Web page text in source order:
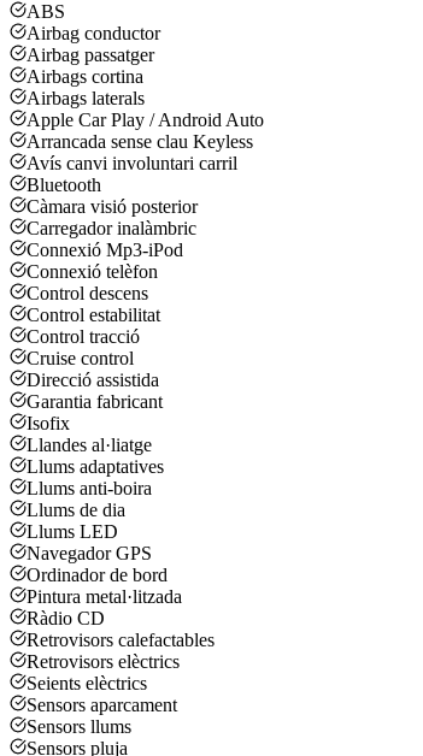
ABS
Airbag conductor
Airbag passatger
Airbags cortina
Airbags laterals
Apple Car Play / Android Auto
Arrancada sense clau Keyless
Avís canvi involuntari carril
Bluetooth
Càmara visió posterior
Carregador inalàmbric
Connexió Mp3-iPod
Connexió telèfon
Control descens
Control estabilitat
Control tracció
Cruise control
Direcció assistida
Garantia fabricant
Isofix
Llandes al·liatge
Llums adaptatives
Llums anti-boira
Llums de dia
Llums LED
Navegador GPS
Ordinador de bord
Pintura metal·litzada
Ràdio CD
Retrovisors calefactables
Retrovisors elèctrics
Seients elèctrics
Sensors aparcament
Sensors llums
Sensors pluja